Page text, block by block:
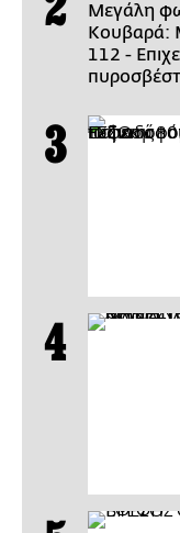
Μεγάλη
Κουβαρά:
112 -